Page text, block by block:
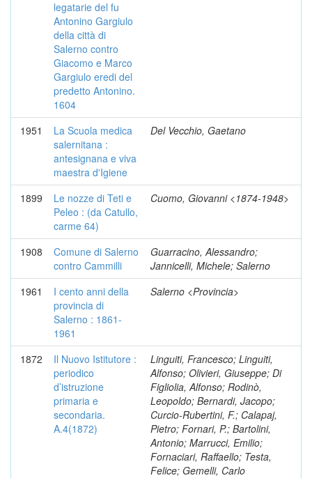
legatarie del fu
Antonino Gargiulo
della città di
Salerno contro
Giacomo e Marco
Gargiulo eredi del
predetto Antonino.
1604
1951
La Scuola medica
salernitana :
antesignana e viva
maestra d'Igiene
Del Vecchio, Gaetano
1899
Le nozze di Teti e
Peleo : (da Catullo,
carme 64)
Cuomo, Giovanni <1874-1948>
1908
Comune di Salerno
contro Cammilli
Guarracino, Alessandro;
Jannicelli, Michele; Salerno
1961
I cento anni della
provincia di
Salerno : 1861-
1961
Salerno <Provincia>
1872
Il Nuovo Istitutore :
periodico
d’istruzione
primaria e
secondaria.
A.4(1872)
Linguiti, Francesco; Linguiti,
Alfonso; Olivieri, Giuseppe; Di
Figliolia, Alfonso; Rodinò,
Leopoldo; Bernardi, Jacopo;
Curcio-Rubertini, F.; Calapaj,
Pietro; Fornari, P.; Bartolini,
Antonio; Marrucci, Emilio;
Fornaciari, Raffaello; Testa,
Felice; Gemelli, Carlo